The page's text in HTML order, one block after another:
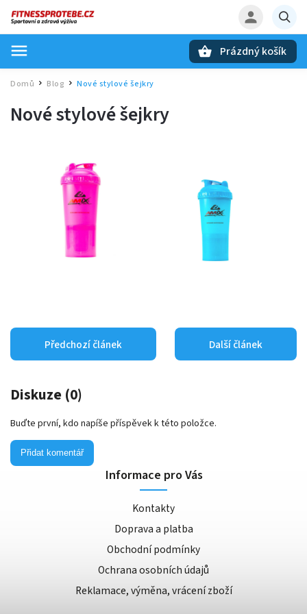
Prázdný košík
Domů / Blog / Nové stylové šejkry
Nové stylové šejkry
Předchozí článek Další článek
Diskuze (0)
Buďte první, kdo napíše příspěvek k této položce.
Přidat komentář
Informace pro Vás
Kontakty
Doprava a platba
Obchodní podmínky
Ochrana osobních údajů
Reklamace, výměna, vrácení zboží